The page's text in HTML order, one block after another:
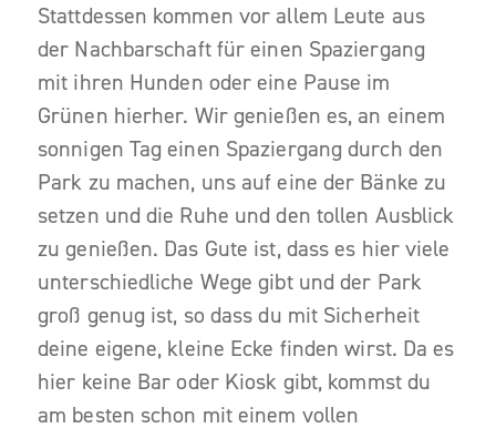
Stattdessen kommen vor allem Leute aus
der Nachbarschaft für einen Spaziergang
mit ihren Hunden oder eine Pause im
Grünen hierher. Wir genießen es, an einem
sonnigen Tag einen Spaziergang durch den
Park zu machen, uns auf eine der Bänke zu
setzen und die Ruhe und den tollen Ausblick
zu genießen. Das Gute ist, dass es hier viele
unterschiedliche Wege gibt und der Park
groß genug ist, so dass du mit Sicherheit
deine eigene, kleine Ecke finden wirst. Da es
hier keine Bar oder Kiosk gibt, kommst du
am besten schon mit einem vollen